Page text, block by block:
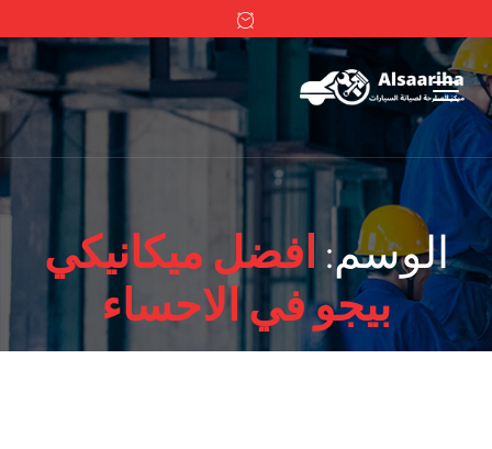
الوسم: افضل ميكانيكي
بيجو في الاحساء